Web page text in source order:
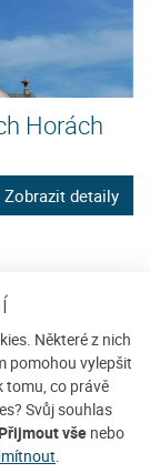
Některé z nich
pomohou vylepšit
tomu, co právě
Svůj souhlas
Přijmout vše nebo
.
Horách
Zobrazit detaily